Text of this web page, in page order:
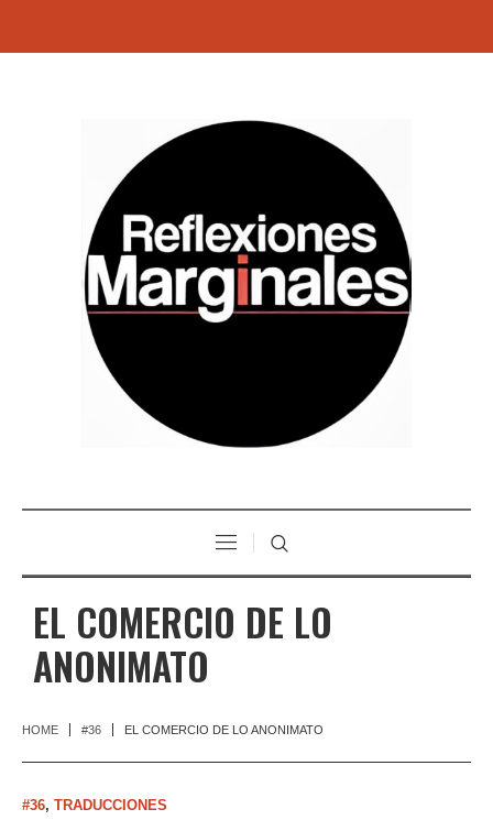
EL COMERCIO DE LO
ANONIMATO
HOME #36 EL COMERCIO DE LO ANONIMATO
#36, TRADUCCIONES